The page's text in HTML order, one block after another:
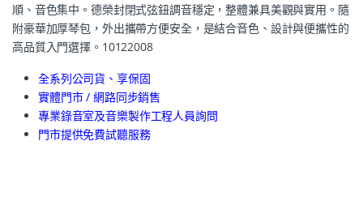
順、音色集中。德榮封閉式弦鈕調音穩定，整體兼具美觀與實用。隨
附豪華加厚琴包，外出攜帶方便安全，是結合音色、設計與便攜性的
高品質入門選擇。10122008
全系列公司貨、享保固
實體門市 / 網路同步銷售
專業錄音室及音樂製作工程人員詢問
門市提供免費試聽服務